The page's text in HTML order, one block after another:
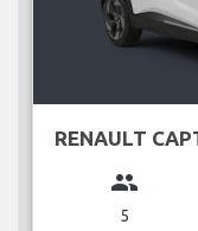
RENAULT
group
5